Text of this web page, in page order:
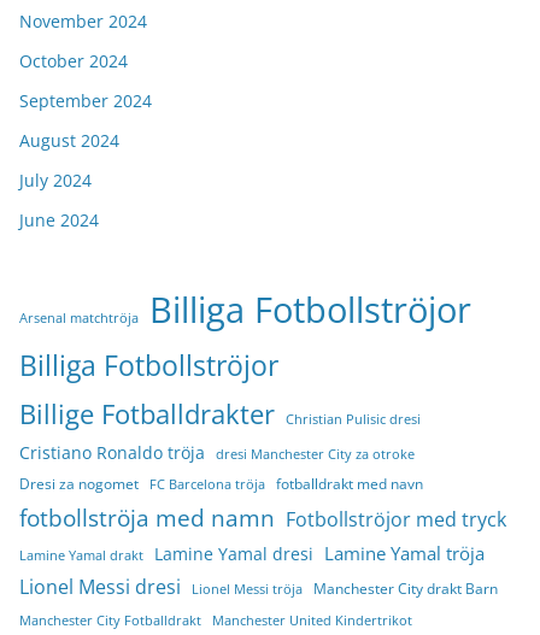
November 2024
October 2024
September 2024
August 2024
July 2024
June 2024
Arsenal matchtröja Billiga Fotbollströjor
Billiga Fotbollströjor
Billige Fotballdrakter Christian Pulisic dresi
Cristiano Ronaldo tröja dresi Manchester City za otroke
Dresi za nogomet FC Barcelona tröja fotballdrakt med navn
fotbollströja med namn Fotbollströjor med tryck
Lamine Yamal drakt Lamine Yamal dresi Lamine Yamal tröja
Lionel Messi dresi Lionel Messi tröja Manchester City drakt Barn
Manchester City Fotballdrakt Manchester United Kindertrikot